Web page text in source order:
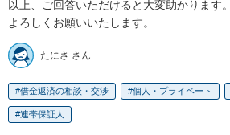
以上、ご回答いただけると大変助かります。
よろしくお願いいたします。
たにさ さん
借金返済の相談・交渉 個人・プライベート
連帯保証人